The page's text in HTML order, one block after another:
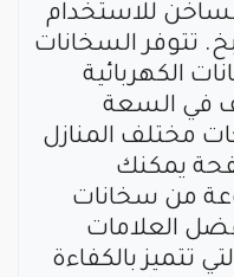
للاستخدام
تتوفر السخانات
الكهربائية
في السعة
مختلف المنازل
يمكنك
من سخانات
العلامات
تتميز بالكفاءة